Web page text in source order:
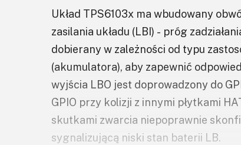
Układ TPS6103x ma wbudowany
zasilania układu (LBI) - próg
dobierany w zależności od typu
(akumulatora), aby zapewnić
wyjścia LBO jest doprowadzony do
GPIO przy kolizji z innymi płytkami
skutkami zwarcia niepoprawnie
sygnalizującą niski stan baterii LB.